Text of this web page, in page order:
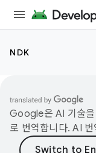
NDK
Google은 AI 기술을
로 번역합니다. AI